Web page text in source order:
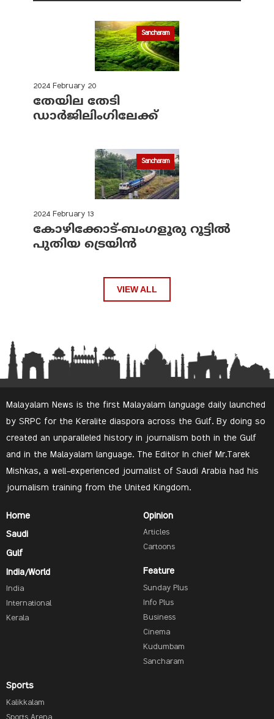
Sancharam
2024 February 20
തേയില തേടി
ഡാർജിലിംഗിലേക്ക്‌
Sancharam
2024 February 13
കോഴിക്കോട്-ബംഗളൂരു റൂട്ടിൽ
പുതിയ ട്രെയിൻ
VIEW ALL
Malayalam News is the first Malayalam language daily launched
by SRPC for the Keralite diaspora across the Gulf. By doing so
created an unparalleled history in journalism both in the Gulf
and in the Malayalam language. The Editor In chief Mr.Tarek
Mishkas, a well-experienced journalist of Saudi Arabia had his
journalism training from the United Kingdom.
Home
Saudi
Gulf
India/World
India
International
Kerala
Opinion
Articles
Cartoons
Feature
Sunday Plus
Info Plus
Business
Cinema
Kudumbam
Sancharam
Sports
Kalikkalam